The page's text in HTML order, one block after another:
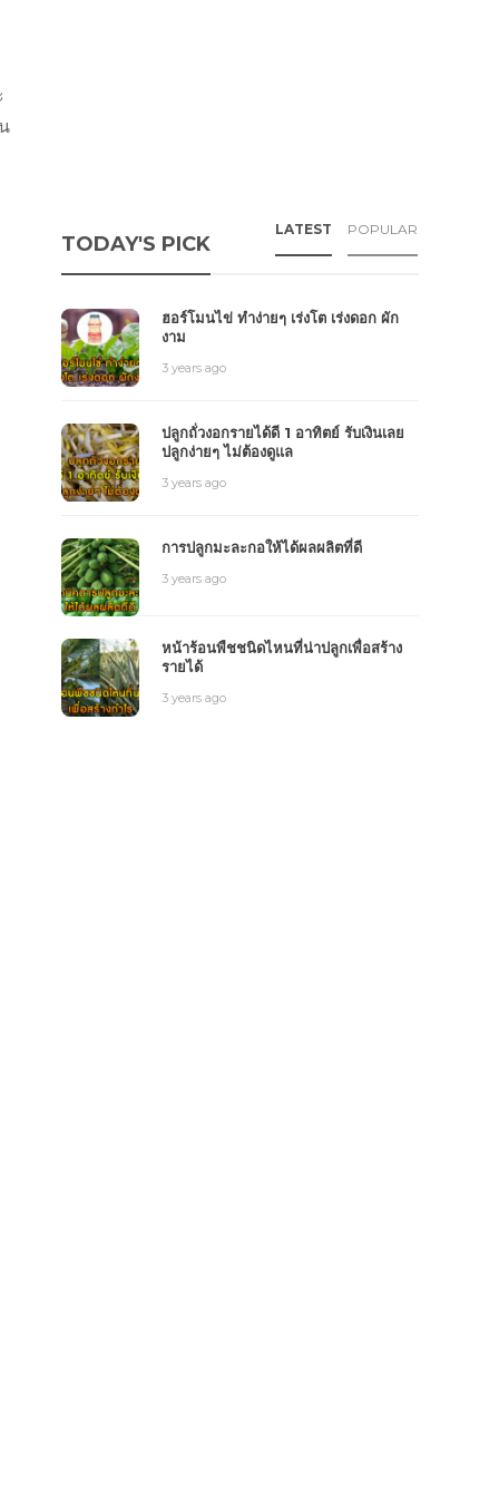
TODAY'S PICK
LATEST POPULAR
ฮอร์โมนไข่ ทำง่ายๆ เร่งโต เร่งดอก ผัก
งาม
3 years ago
ปลูกถั่วงอกรายได้ดี 1 อาทิตย์ รับเงินเลย
ปลูกง่ายๆ ไม่ต้องดูแล
3 years ago
การปลูกมะละกอให้ได้ผลผลิตที่ดี
3 years ago
หน้าร้อนพืชชนิดไหนที่น่าปลูกเพื่อสร้าง
รายได้
3 years ago